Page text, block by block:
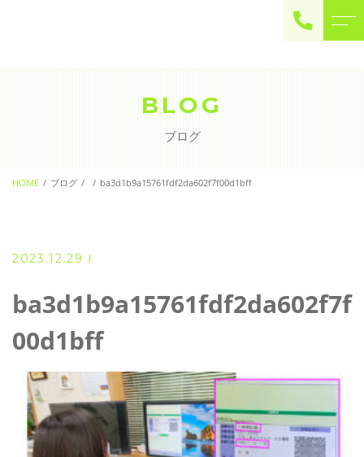
contact
BLOG
ブログ
HOME ブログ ba3d1b9a15761fdf2da602f7f00d1bff
2023.12.29
ba3d1b9a15761fdf2da602f7f
00d1bff